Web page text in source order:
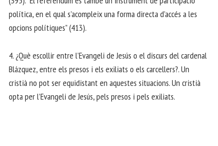
política, en el qual s’acompleix una forma directa d’accés a les
opcions polítiques” (413).
4. ¿Què escollir entre l’Evangeli de Jesús o el discurs del cardenal
Blázquez, entre els presos i els exiliats o els carcellers?. Un
cristià no pot ser equidistant en aquestes situacions. Un cristià
opta per l’Evangeli de Jesús, pels presos i pels exiliats.